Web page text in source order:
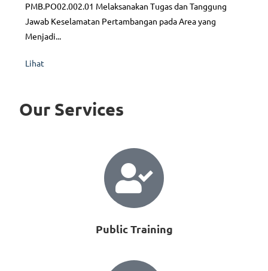
PMB.PO02.002.01 Melaksanakan Tugas dan Tanggung
Jawab Keselamatan Pertambangan pada Area yang
Menjadi...
Lihat
Our Services
Public Training